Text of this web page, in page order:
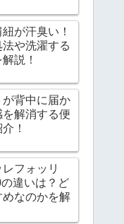
が汗臭い！
や洗濯する
説！
背中に届か
解消する便
！
フォッリ
違いは？ど
めなのかを解